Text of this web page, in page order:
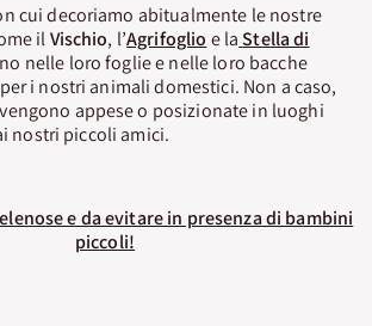
cui decoriamo abitualmente le nostre
ilVischio, l’Agrifoglio e la Stella di
nelle loro foglie e nelle loro bacche
i nostri animali domestici. Non a caso,
appese o posizionate in luoghi
nostri piccoli amici.
e da evitare in presenza di bambini
piccoli!